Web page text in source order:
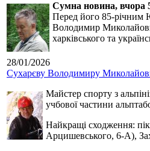
Сумна новина, вчора
Перед його 85-річним
Володимир
харківського та
28/01/2026
Сухарєву Володимиру
Майстер спорту з
учбової частини
Найкращі сходження:
Арцишевського, 6-А),